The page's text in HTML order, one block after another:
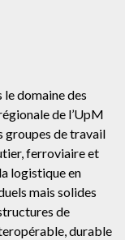
le domaine des
de l’UpM
groupes de travail
ferroviaire et
logistique en
mais solides
de
durable